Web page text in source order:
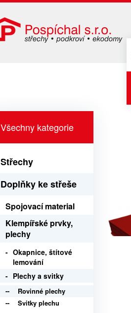
Všechny kategorie
Střechy
Doplňky ke střeše
Spojovací material
Klempířské prvky,
plechy
Okapnice, štítové
lemování
Plechy a svitky
Rovinné plechy
Svitky plechu